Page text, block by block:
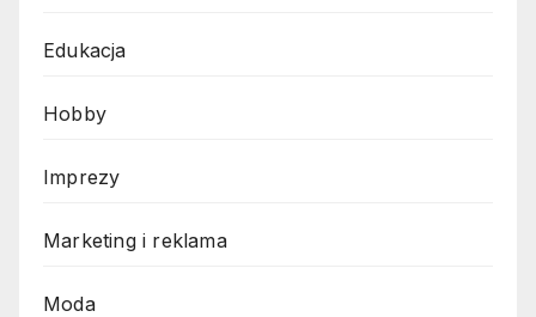
Edukacja
Hobby
Imprezy
Marketing i reklama
Moda